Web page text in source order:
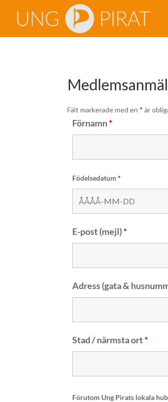
Fält markerade med en * är
Förnamn*
Födelsedatum*
E-post (mejl)*
Adress (gata &
Stad / närmsta ort*
Förutom Ung Pirats lokala